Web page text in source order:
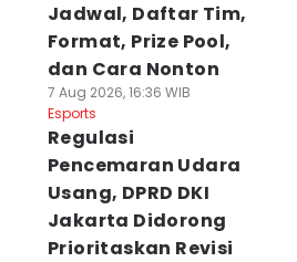
Jadwal, Daftar Tim,
Format, Prize Pool,
dan Cara Nonton
7 Aug 2026, 16:36 WIB
Esports
Regulasi
Pencemaran Udara
Usang, DPRD DKI
Jakarta Didorong
Prioritaskan Revisi